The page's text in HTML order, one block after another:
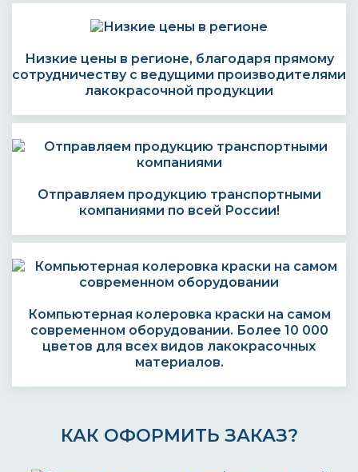
Низкие цены в регионе, благодаря прямому
сотрудничеству с ведущими производителями
лакокрасочной продукции
Отправляем продукцию транспортными
компаниями по всей России!
Компьютерная колеровка краски на самом
современном оборудовании. Более 10 000
цветов для всех видов лакокрасочных
материалов.
КАК ОФОРМИТЬ ЗАКАЗ?